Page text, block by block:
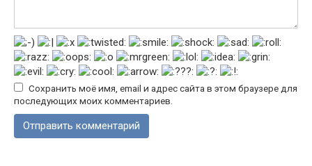
Сохранить моё имя, email и адрес сайта в этом браузере для
последующих моих комментариев.